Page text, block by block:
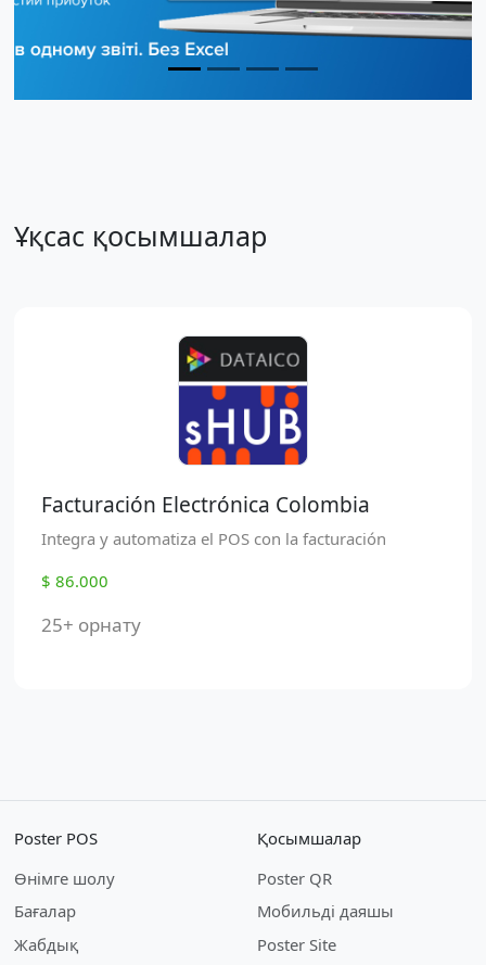
Ұқсас қосымшалар
Facturación Electrónica Colombia
Integra y automatiza el POS con la facturación
$ 86.000
25+ орнату
Poster POS
Өнімге шолу
Бағалар
Жабдық
Қосымшалар
Poster QR
Мобильді даяшы
Poster Site